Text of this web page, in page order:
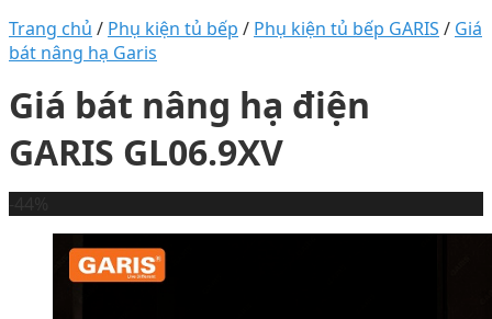
Trang chủ / Phụ kiện tủ bếp / Phụ kiện tủ bếp GARIS / Giá
bát nâng hạ Garis
Giá bát nâng hạ điện
GARIS GL06.9XV